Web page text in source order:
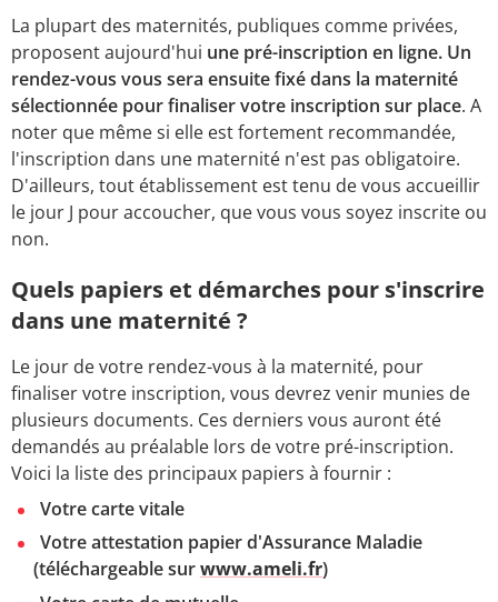
La plupart des maternités, publiques comme privées,
proposent aujourd'hui une pré-inscription en ligne. Un
rendez-vous vous sera ensuite fixé dans la maternité
sélectionnée pour finaliser votre inscription sur place. A
noter que même si elle est fortement recommandée,
l'inscription dans une maternité n'est pas obligatoire.
D'ailleurs, tout établissement est tenu de vous accueillir
le jour J pour accoucher, que vous vous soyez inscrite ou
non.
Quels papiers et démarches pour s'inscrire
dans une maternité ?
Le jour de votre rendez-vous à la maternité, pour
finaliser votre inscription, vous devrez venir munies de
plusieurs documents. Ces derniers vous auront été
demandés au préalable lors de votre pré-inscription.
Voici la liste des principaux papiers à fournir :
Votre carte vitale
Votre attestation papier d'Assurance Maladie
(téléchargeable surwww.ameli.fr)